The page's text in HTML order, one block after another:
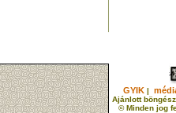
GYIK |
Ajánlott
© Minden jog